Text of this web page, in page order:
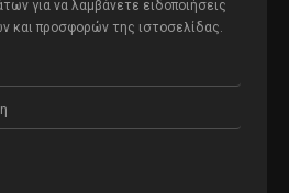
για να λαμβάνετε ειδοποιήσεις
και προσφορών της ιστοσελίδας.